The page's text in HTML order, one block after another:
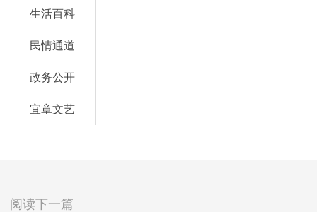
生活百科
民情通道
政务公开
宜章文艺
阅读下一篇